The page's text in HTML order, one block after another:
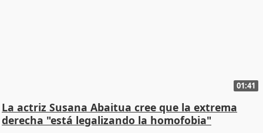
01:41
La actriz Susana Abaitua cree que la extrema
derecha "está legalizando la homofobia"